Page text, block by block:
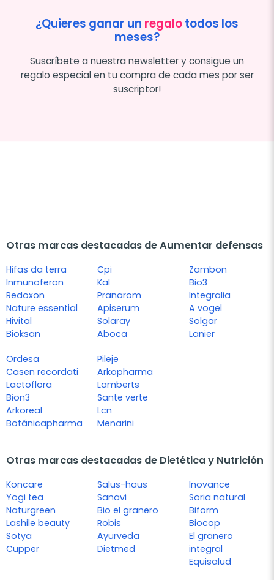
¿Quieres ganar un regalotodos los
meses?
Suscríbete a nuestra newsletter y consigue un
regalo especial en tu compra de cada mes por ser
suscriptor!
Otras marcas destacadas de Aumentar defensas
Hifas da terra
Inmunoferon
Redoxon
Nature essential
Hivital
Bioksan
Cpi
Kal
Pranarom
Apiserum
Solaray
Aboca
Zambon
Bio3
Integralia
A vogel
Solgar
Lanier
Ordesa
Casen recordati
Lactoflora
Bion3
Arkoreal
Botánicapharma
Pileje
Arkopharma
Lamberts
Sante verte
Lcn
Menarini
Otras marcas destacadas de Dietética y Nutrición
Koncare
Yogi tea
Naturgreen
Lashile beauty
Sotya
Cupper
Salus-haus
Sanavi
Bio el granero
Robis
Ayurveda
Dietmed
Inovance
Soria natural
Biform
Biocop
El granero
integral
Equisalud